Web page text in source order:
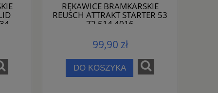
RĘKAWICE BRAMKARSKIE
REUSCH ATTRAKT STARTER 53
72 514 4016
99,90 zł
DO KOSZYKA